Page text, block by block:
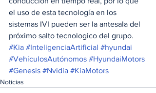
el uso de esta tecnología en los
sistemas IVI pueden ser la antesala del
próximo salto tecnologico del grupo.
#Kia #InteligenciaArtificial #hyundai
#VehículosAutónomos #HyundaiMotors
#Genesis #Nvidia #KiaMotors
Noticias